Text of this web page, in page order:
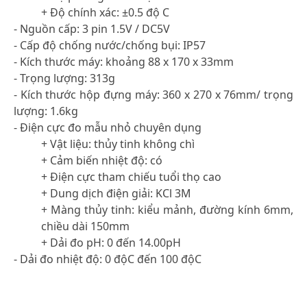
+ Độ chính xác: ±0.5 độ C
- Nguồn cấp: 3 pin 1.5V / DC5V
- Cấp độ chống nước/chống bụi: IP57
- Kích thước máy: khoảng 88 x 170 x 33mm
- Trọng lượng: 313g
- Kích thước hộp đựng máy: 360 x 270 x 76mm/ trọng
lượng: 1.6kg
- Điện cực đo mẫu nhỏ chuyên dụng
+ Vật liệu: thủy tinh không chì
+ Cảm biến nhiệt độ: có
+ Điện cực tham chiếu tuổi thọ cao
+ Dung dịch điện giải: KCl 3M
+ Màng thủy tinh: kiểu mảnh, đường kính 6mm,
chiều dài 150mm
+ Dải đo pH: 0 đến 14.00pH
- Dải đo nhiệt độ: 0 độC đến 100 độC